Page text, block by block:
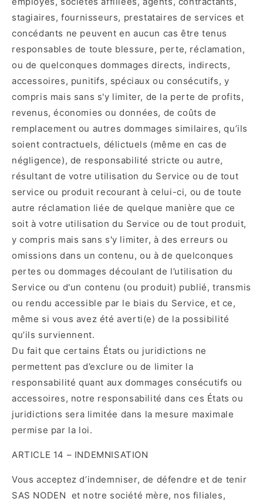
stagiaires, fournisseurs, prestataires de services et
concédants ne peuvent en aucun cas être tenus
responsables de toute blessure, perte, réclamation,
ou de quelconques dommages directs, indirects,
accessoires, punitifs, spéciaux ou consécutifs, y
compris mais sans s'y limiter, de la perte de profits,
revenus, économies ou données, de coûts de
remplacement ou autres dommages similaires, qu’ils
soient contractuels, délictuels (même en cas de
négligence), de responsabilité stricte ou autre,
résultant de votre utilisation du Service ou de tout
service ou produit recourant à celui-ci, ou de toute
autre réclamation liée de quelque manière que ce
soit à votre utilisation du Service ou de tout produit,
y compris mais sans s'y limiter, à des erreurs ou
omissions dans un contenu, ou à de quelconques
pertes ou dommages découlant de l’utilisation du
Service ou d'un contenu (ou produit) publié, transmis
ou rendu accessible par le biais du Service, et ce,
même si vous avez été averti(e) de la possibilité
qu’ils surviennent.
Du fait que certains États ou juridictions ne
permettent pas d’exclure ou de limiter la
responsabilité quant aux dommages consécutifs ou
accessoires, notre responsabilité dans ces États ou
juridictions sera limitée dans la mesure maximale
permise par la loi.
ARTICLE 14 – INDEMNISATION
Vous acceptez d’indemniser, de défendre et de tenir
SAS NODEN et notre société mère, nos filiales,